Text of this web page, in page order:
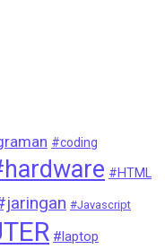
#coding
#HTML
#Javascript
#laptop